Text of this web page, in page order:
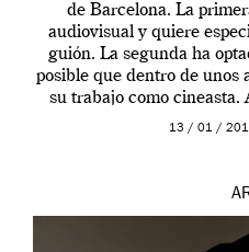
de Barcelona. La
audiovisual y quiere
guión. La segunda ha
posible que dentro de unos
su trabajo como cineasta.
13 / 01 /